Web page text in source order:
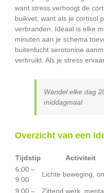
want stress verhoogt de
buikvet, want als je cortisol
verbranden. Ideaal is elke
minuten aan je schema
buitenlucht serotonine
verbruikt. Als je stress
Wandel elke dag
middagmaal
Overzicht van een
Tijdstip Activiteit
6:00 –
9:00
Lichte beweging,
9:00 –
Zittend werk,